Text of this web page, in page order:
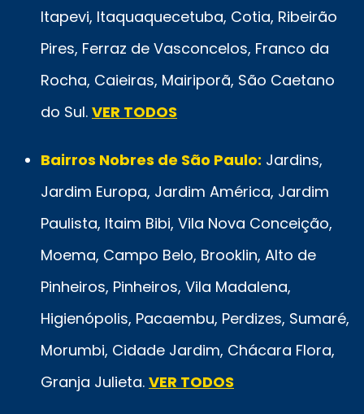
Itapevi, Itaquaquecetuba, Cotia, Ribeirão
Pires, Ferraz de Vasconcelos, Franco da
Rocha, Caieiras, Mairiporã, São Caetano
do Sul. VER TODOS
Bairros Nobres de São Paulo: Jardins,
Jardim Europa, Jardim América, Jardim
Paulista, Itaim Bibi, Vila Nova Conceição,
Moema, Campo Belo, Brooklin, Alto de
Pinheiros, Pinheiros, Vila Madalena,
Higienópolis, Pacaembu, Perdizes, Sumaré,
Morumbi, Cidade Jardim, Chácara Flora,
Granja Julieta. VER TODOS